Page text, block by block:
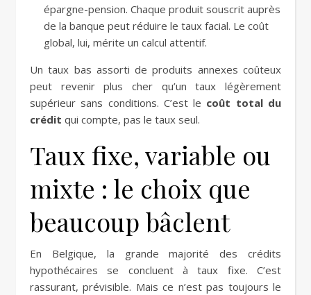
épargne-pension. Chaque produit souscrit auprès
de la banque peut réduire le taux facial. Le coût
global, lui, mérite un calcul attentif.
Un taux bas assorti de produits annexes coûteux
peut revenir plus cher qu’un taux légèrement
supérieur sans conditions. C’est le coût total du
crédit qui compte, pas le taux seul.
Taux fixe, variable ou
mixte : le choix que
beaucoup bâclent
En Belgique, la grande majorité des crédits
hypothécaires se concluent à taux fixe. C’est
rassurant, prévisible. Mais ce n’est pas toujours le